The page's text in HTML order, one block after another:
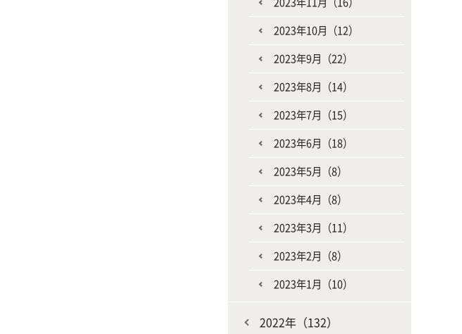
2023年10月（12）
2023年9月（22）
2023年8月（14）
2023年7月（15）
2023年6月（18）
2023年5月（8）
2023年4月（8）
2023年3月（11）
2023年2月（8）
2023年1月（10）
2022年（132）